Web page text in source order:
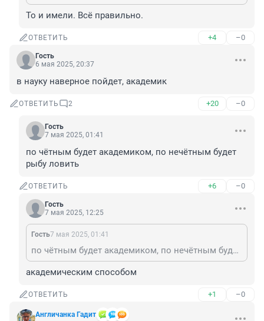
То и имели. Всё правильно.
ОТВЕТИТЬ +4 –0
Гость
6 мая 2025, 20:37
в науку наверное пойдет, академик
ОТВЕТИТЬ 2 +20 –0
Гость
7 мая 2025, 01:41
по чётным будет академиком, по нечётным будет
рыбу ловить
ОТВЕТИТЬ +6 –0
Гость
7 мая 2025, 12:25
Гость7 мая 2025, 01:41
по чётным будет академиком, по нечётным будет рыбу ловить
академическим способом
ОТВЕТИТЬ +1 –0
Aнгличанка Гадит